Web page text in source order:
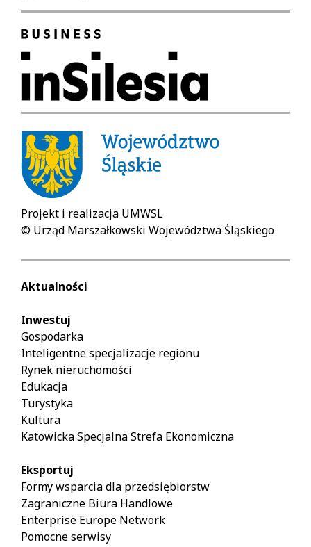
Projekt i realizacja UMWSL
© Urząd Marszałkowski Województwa Śląskiego
Aktualności
Inwestuj
Gospodarka
Inteligentne specjalizacje regionu
Rynek nieruchomości
Edukacja
Turystyka
Kultura
Katowicka Specjalna Strefa Ekonomiczna
Eksportuj
Formy wsparcia dla przedsiębiorstw
Zagraniczne Biura Handlowe
Enterprise Europe Network
Pomocne serwisy